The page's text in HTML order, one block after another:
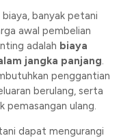
banyak petani
awal pembelian
adalah biaya
jangka panjang.
penggantian
berulang, serta
pemasangan ulang.
dapat mengurangi